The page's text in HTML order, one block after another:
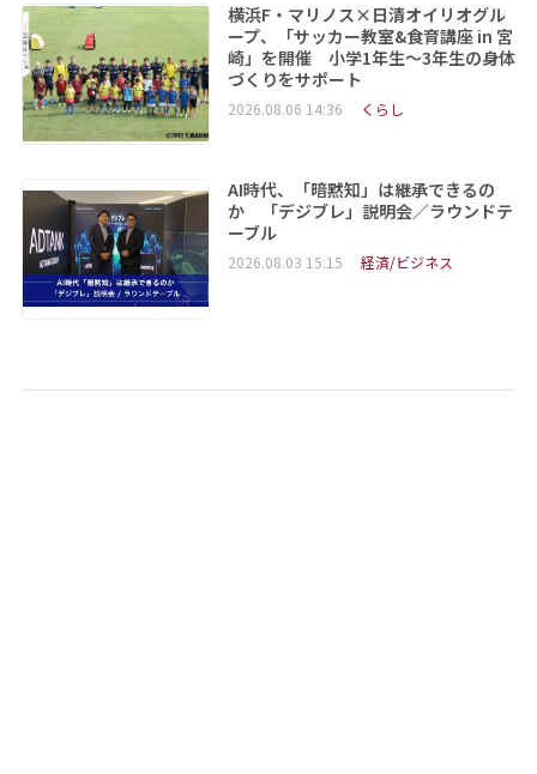
横浜F・マリノス×日清オイリオグル
ープ、「サッカー教室&食育講座 in 宮
崎」を開催 小学1年生～3年生の身体
づくりをサポート
2026.08.06 14:36 くらし
AI時代、「暗黙知」は継承できるの
か 「デジブレ」説明会／ラウンドテ
ーブル
2026.08.03 15:15 経済/ビジネス